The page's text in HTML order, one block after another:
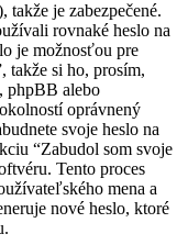
takže je zabezpečené.
rovnaké heslo na
je možnosťou pre
takže si ho, prosím,
phpBB alebo
oprávnený
svoje heslo na
“Zabudol som svoje
Tento proces
mena a
nové heslo, ktoré